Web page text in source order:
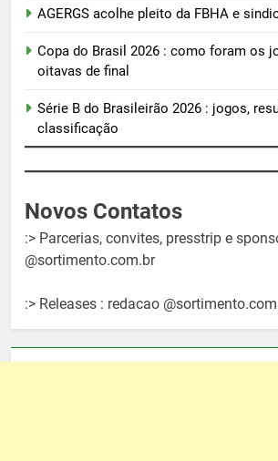
AGERGS acolhe pleito da FBHA e
Copa do Brasil 2026 : como foram os
oitavas de final
Série B do Brasileirão 2026 : jogos,
classificação
Novos Contatos
:> Parcerias, convites, presstrip e
@sortimento.com.br
:> Releases : redacao